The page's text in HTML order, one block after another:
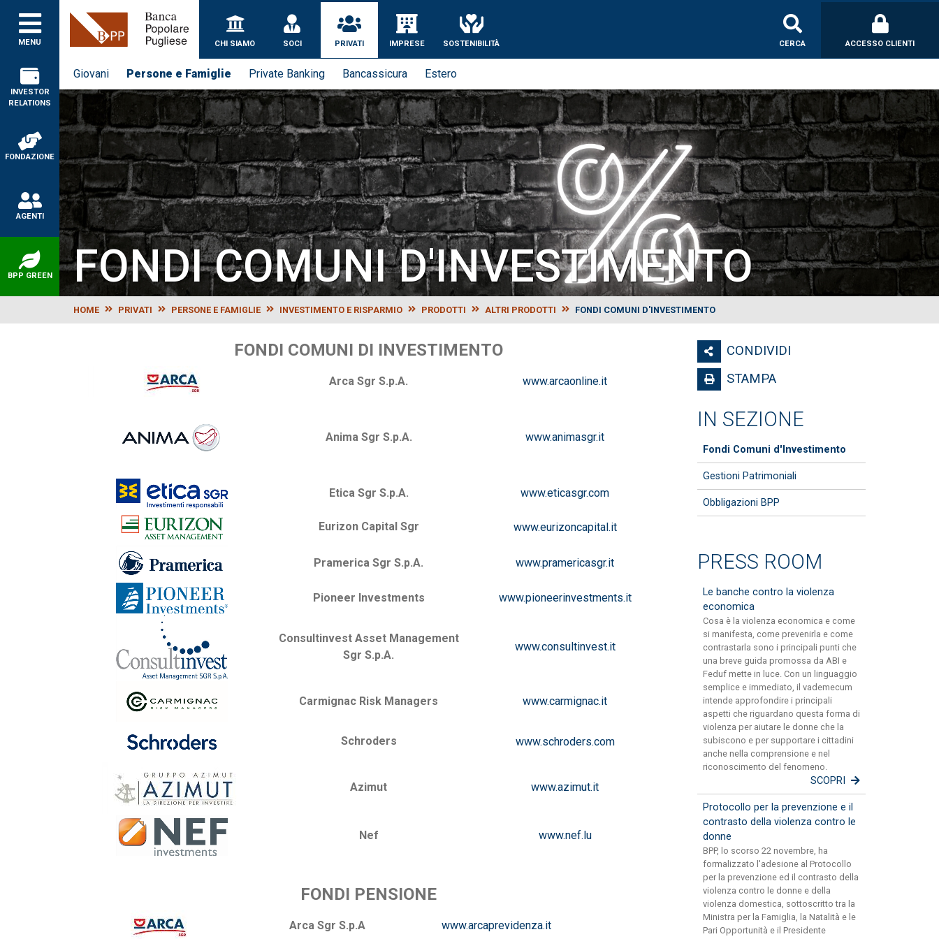
MENU
Banca Popolare Pugliese
CHI SIAMO SOCI PRIVATI IMPRESE SOSTENIBILITÀ
Giovani Persone e Famiglie Private Banking Bancassicura Estero
INVESTOR
RELATIONS
FONDAZIONE
AGENTI
BPP GREEN
CERCA ACCESSO CLIENTI
FONDI COMUNI D'INVESTIMENTO
HOME PRIVATI PERSONE E FAMIGLIE INVESTIMENTO E RISPARMIO PRODOTTI ALTRI PRODOTTI FONDI COMUNI D'INVESTIMENTO
FONDI COMUNI DI INVESTIMENTO
Arca Sgr S.p.A. www.arcaonline.it
Anima Sgr S.p.A. www.animasgr.it
Etica Sgr S.p.A. www.eticasgr.com
Eurizon Capital Sgr www.eurizoncapital.it
Pramerica Sgr S.p.A. www.pramericasgr.it
Pioneer Investments www.pioneerinvestments.it
Consultinvest Asset Management
Sgr S.p.A.
www.consultinvest.it
Carmignac Risk Managers www.carmignac.it
Schroders www.schroders.com
Azimut www.azimut.it
Nef www.nef.lu
FONDI PENSIONE
Arca Sgr S.p.A www.arcaprevidenza.it
CONDIVIDI
STAMPA
IN SEZIONE
Fondi Comuni d'Investimento
Gestioni Patrimoniali
Obbligazioni BPP
PRESS ROOM
Le banche contro la violenza
economica
Cosa è la violenza economica e come
si manifesta, come prevenirla e come
contrastarla sono i principali punti che
una breve guida promossa da ABI e
Feduf mette in luce. Con un linguaggio
semplice e immediato, il vademecum
intende approfondire i principali
aspetti che riguardano questa forma di
violenza per aiutare le donne che la
subiscono e per supportare i cittadini
anche nella comprensione e nel
riconoscimento del fenomeno.
SCOPRI
Protocollo per la prevenzione e il
contrasto della violenza contro le
donne
BPP, lo scorso 22 novembre, ha
formalizzato l'adesione al Protocollo
per la prevenzione ed il contrasto della
violenza contro le donne e della
violenza domestica, sottoscritto tra la
Ministra per la Famiglia, la Natalità e le
Pari Opportunità e il Presidente